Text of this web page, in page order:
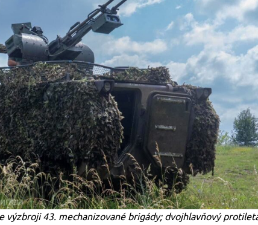
výzbroji 43. mechanizované brigády; dvojhlavňový